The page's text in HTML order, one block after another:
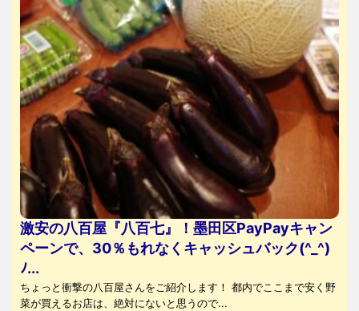
激安の八百屋『八百七』！墨田区PayPayキャン
ペーンで、30％もれなくキャッシュバック(^_^)
ﾉ...
ちょっと衝撃の八百屋さんをご紹介します！ 都内でここまで安く野
菜が買えるお店は、絶対にないと思うので...